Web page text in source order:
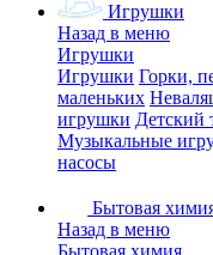
Игрушки
Назад в меню
Игрушки
Игрушки Горки,
маленьких
игрушки Детский
Музыкальные
насосы
Бытовая
Назад в меню
Бытовая химия